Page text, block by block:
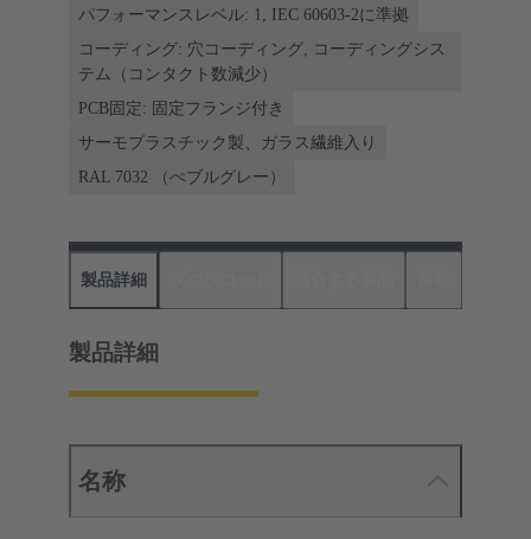
パフォーマンスレベル: 1, IEC 60603-2に準拠
コーディング: 穴コーディング, コーディングシス
テム（コンタクト数減少）
PCB固定: 固定フランジ付き
サーモプラスチック製、ガラス繊維入り
RAL 7032 （ぺブルグレー）
製品詳細
製品詳細
名称